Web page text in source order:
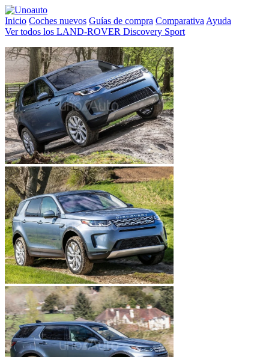
Inicio Coches nuevos Guías de compra Comparativa Ayuda
Ver todos los LAND-ROVER Discovery Sport